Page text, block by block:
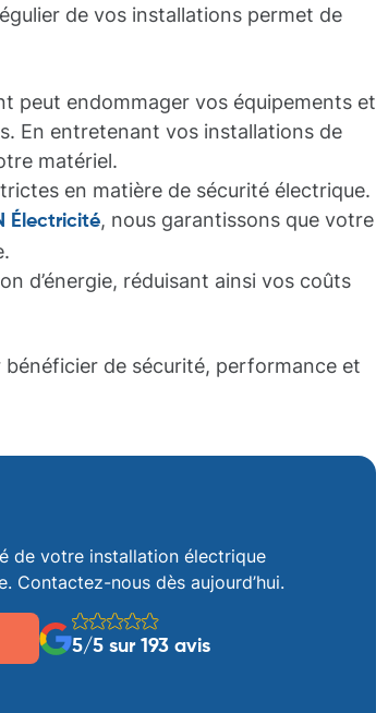
de vos installations permet de
peut endommager vos équipements et
En entretenant vos installations de
matériel.
en matière de sécurité électrique.
Électricité, nous garantissons que votre
d’énergie, réduisant ainsi vos coûts
bénéficier de sécurité, performance et
de votre installation électrique
Contactez-nous dès aujourd’hui.
5/5 sur 193 avis